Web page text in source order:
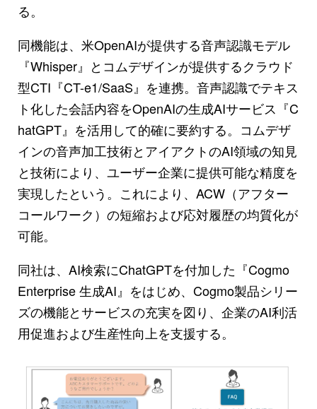
る。
同機能は、米OpenAIが提供する音声認識モデル
『Whisper』とコムデザインが提供するクラウド
型CTI『CT-e1/SaaS』を連携。音声認識でテキス
ト化した会話内容をOpenAIの生成AIサービス『C
hatGPT』を活用して的確に要約する。コムデザ
インの音声加工技術とアイアクトのAI領域の知見
と技術により、ユーザー企業に提供可能な精度を
実現したという。これにより、ACW（アフター
コールワーク）の短縮および応対履歴の均質化が
可能。
同社は、AI検索にChatGPTを付加した『Cogmo
Enterprise 生成AI』をはじめ、Cogmo製品シリー
ズの機能とサービスの充実を図り、企業のAI利活
用促進および生産性向上を支援する。